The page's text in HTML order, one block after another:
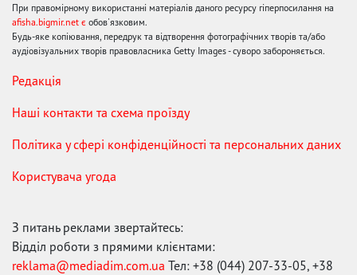
При правомірному використанні матеріалів даного ресурсу гіперпосилання на
afisha.bigmir.net є обов'язковим.
Будь-яке копіювання, передрук та відтворення фотографічних творів та/або
аудіовізуальних творів правовласника Getty Images - суворо забороняється.
Редакція
Наші контакти та схема проїзду
Політика у сфері конфіденційності та персональних даних
Користувача угода
З питань реклами звертайтесь:
Відділ роботи з прямими клієнтами:
reklama@mediadim.com.ua Тел: +38 (044) 207-33-05, +38